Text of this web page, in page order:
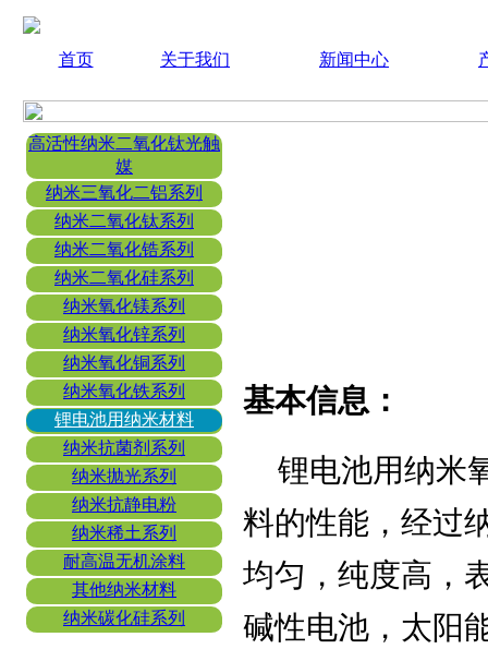
首页 关于我们 新闻中心
高活性纳米二氧化钛光触
媒
纳米三氧化二铝系列
纳米二氧化钛系列
纳米二氧化锆系列
纳米二氧化硅系列
纳米氧化镁系列
纳米氧化锌系列
纳米氧化铜系列
纳米氧化铁系列
锂电池用纳米材料
纳米抗菌剂系列
纳米抛光系列
纳米抗静电粉
纳米稀土系列
耐高温无机涂料
其他纳米材料
纳米碳化硅系列
基本信息：
锂电池用纳米
料的性能，经过
均匀，纯度高，
碱性电池，太阳